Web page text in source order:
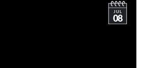
JUL
08